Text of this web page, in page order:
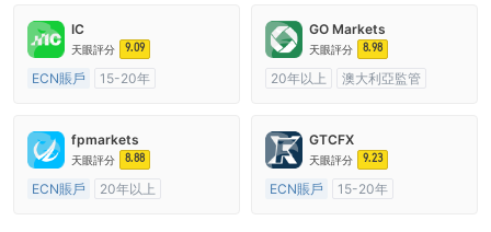
IC
天眼評分 9.09
ECN賬戶
15-20年
主標MT4
GO Markets
天眼評分 8.98
20年以上
澳大利亞監管
fpmarkets
天眼評分 8.88
ECN賬戶
20年以上
GTCFX
天眼評分 9.23
ECN賬戶
15-20年